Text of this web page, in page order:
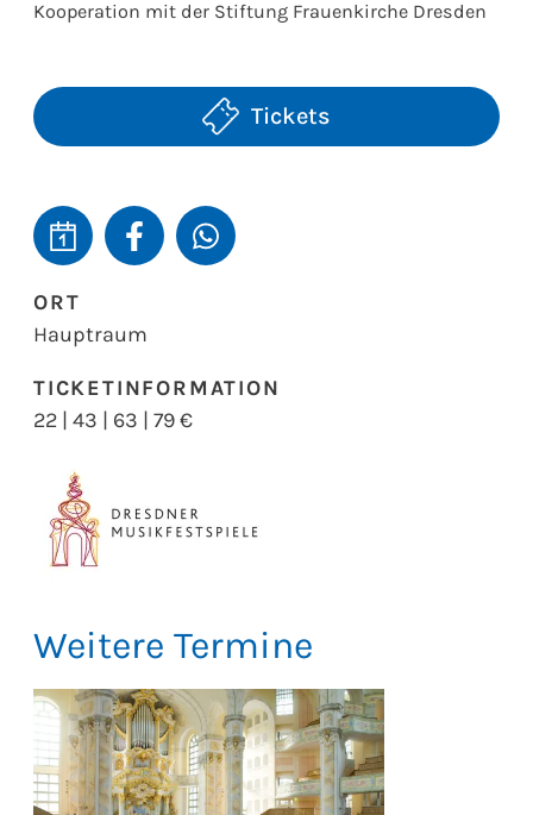
Dresdner Festspielchor der Richard-Wagner-
Dresdner Festspielorchester
Leitung
Kooperation mit der Stiftung Frauenkirche Dresden
Tickets
ORT
Hauptraum
TICKETINFORMATION
22 | 43 | 63 | 79 €
Weitere Termine